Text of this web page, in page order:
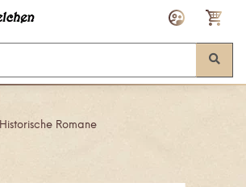
Historische Romane